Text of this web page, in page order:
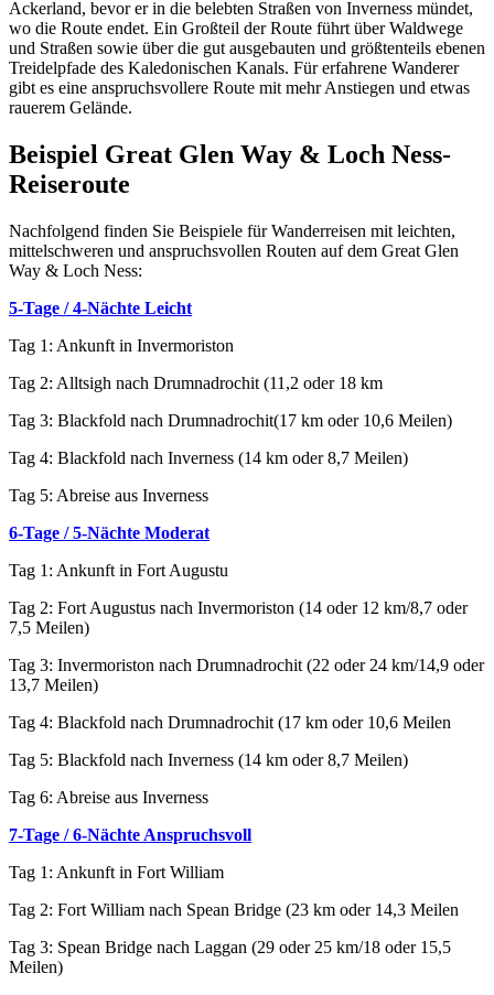
Ackerland, bevor er in die belebten Straßen von Inverness mündet,
wo die Route endet. Ein Großteil der Route führt über Waldwege
und Straßen sowie über die gut ausgebauten und größtenteils ebenen
Treidelpfade des Kaledonischen Kanals. Für erfahrene Wanderer
gibt es eine anspruchsvollere Route mit mehr Anstiegen und etwas
rauerem Gelände.
Beispiel Great Glen Way & Loch Ness-
Reiseroute
Nachfolgend finden Sie Beispiele für Wanderreisen mit leichten,
mittelschweren und anspruchsvollen Routen auf dem Great Glen
Way & Loch Ness:
5-Tage / 4-Nächte Leicht
Tag 1: Ankunft in Invermoriston
Tag 2: Alltsigh nach Drumnadrochit (11,2 oder 18 km
Tag 3: Blackfold nach Drumnadrochit(17 km oder 10,6 Meilen)
Tag 4: Blackfold nach Inverness (14 km oder 8,7 Meilen)
Tag 5: Abreise aus Inverness
6-Tage / 5-Nächte Moderat
Tag 1: Ankunft in Fort Augustu
Tag 2: Fort Augustus nach Invermoriston (14 oder 12 km/8,7 oder
7,5 Meilen)
Tag 3: Invermoriston nach Drumnadrochit (22 oder 24 km/14,9 oder
13,7 Meilen)
Tag 4: Blackfold nach Drumnadrochit (17 km oder 10,6 Meilen
Tag 5: Blackfold nach Inverness (14 km oder 8,7 Meilen)
Tag 6: Abreise aus Inverness
7-Tage / 6-Nächte Anspruchsvoll
Tag 1: Ankunft in Fort William
Tag 2: Fort William nach Spean Bridge (23 km oder 14,3 Meilen
Tag 3: Spean Bridge nach Laggan (29 oder 25 km/18 oder 15,5
Meilen)